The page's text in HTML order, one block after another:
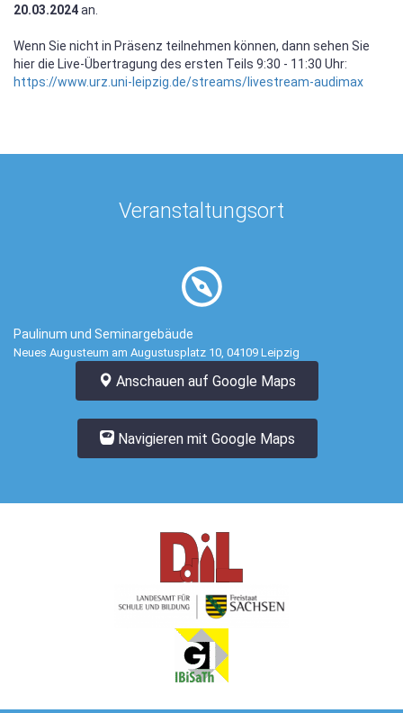
20.03.2024an.
Wenn Sie nicht in Präsenz teilnehmen können, dann sehen Sie
hier die Live-Übertragung des ersten Teils 9:30 - 11:30 Uhr:
https://www.urz.uni-leipzig.de/streams/livestream-audimax
Veranstaltungsort
Paulinum und Seminargebäude
Neues Augusteum am Augustusplatz 10, 04109 Leipzig
Anschauen auf Google Maps
Navigieren mit Google Maps